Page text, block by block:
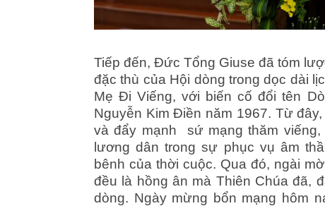
Tiếp đến, Đức Tổng Giuse đã tóm
đặc thù của Hội dòng trong dọc dài
Mẹ Đi Viếng, với biến cố đổi tên
Nguyễn Kim Điền năm 1967. Từ
và đẩy mạnh sứ mạng thăm
lương dân trong sự phục vụ âm
bênh của thời cuộc. Qua đó, ngài
đều là hồng ân mà Thiên Chúa đã,
dòng. Ngày mừng bổn mạng hôm